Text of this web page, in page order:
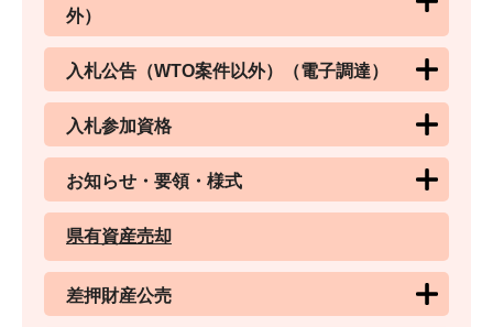
外）
入札公告（WTO案件以外）（電子調達）
入札参加資格
お知らせ・要領・様式
県有資産売却
差押財産公売